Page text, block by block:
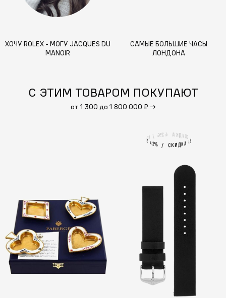
ХОЧУ ROLEX - МОГУ JACQUES DU
MANOIR
САМЫЕ БОЛЬШИЕ ЧАСЫ
ЛОНДОНА
С ЭТИМ ТОВАРОМ ПОКУПАЮТ
от 1 300 до 1 800 000 ₽ →
СКИДКА 42%
С
К
И
Д
К
А
4
2
%
/
С
К
ИА 42% /